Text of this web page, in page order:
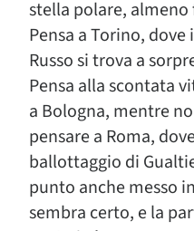
stella polare,
Pensa a Torino,
Russo si trova a
Pensa alla scontata
a Bologna, mentre
pensare a Roma,
ballottaggio di
punto anche messo
sembra certo, e la